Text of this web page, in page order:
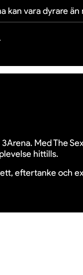
kan vara dyrare
3Arena. MedThe
hittills.
eftertankeoch